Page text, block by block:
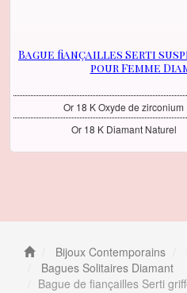
Bague fiançailles Serti
pour Femme
Or 18 K Oxyde de zirconium
Or 18 K Diamant Naturel
Bijoux Contemporains
Bagues Solitaires Diamant
Bague de fiançailles Serti